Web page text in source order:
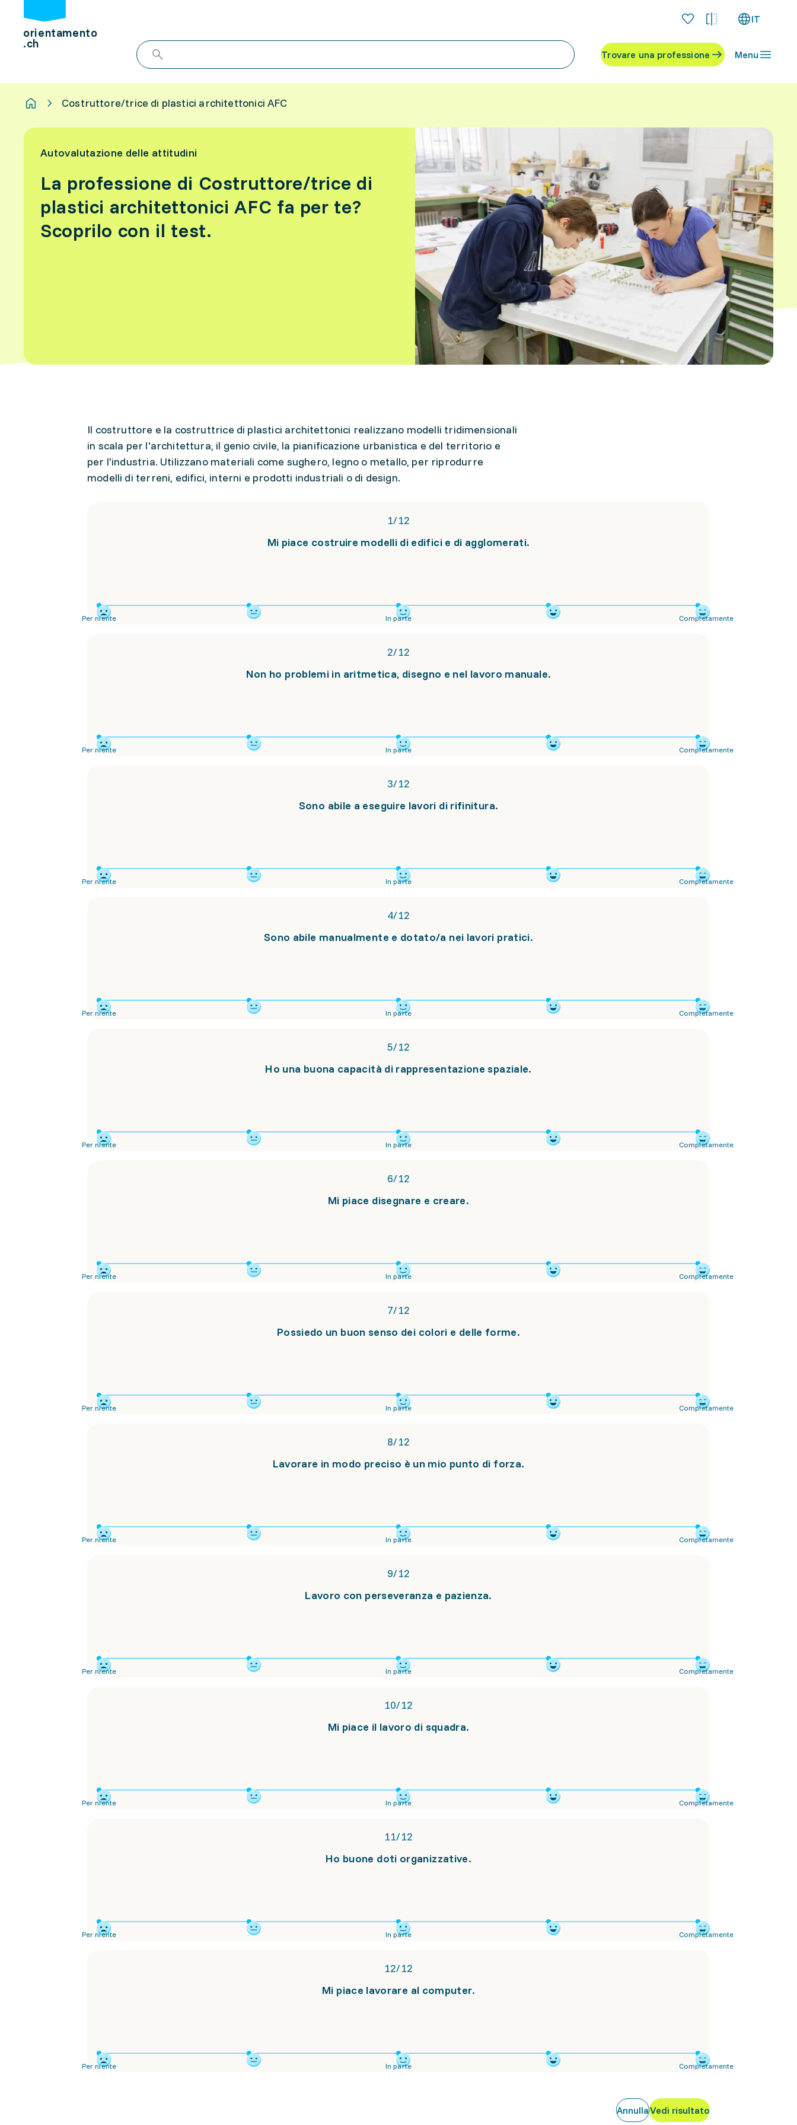
orientamento
.ch
IT
Trovare una professione Menu
Costruttore/trice di plastici architettonici AFC
Autovalutazione delle attitudini
La professione di Costruttore/trice di
plastici architettonici AFC fa per te?
Scoprilo con il test.
Il costruttore e la costruttrice di plastici architettonici realizzano modelli tridimensionali
in scala per l'architettura, il genio civile, la pianificazione urbanistica e del territorio e
per l'industria. Utilizzano materiali come sughero, legno o metallo, per riprodurre
modelli di terreni, edifici, interni e prodotti industriali o di design.
1/12
Mi piace costruire modelli di edifici e di agglomerati.
Per niente In parte Completamente
2/12
Non ho problemi in aritmetica, disegno e nel lavoro manuale.
Per niente In parte Completamente
3/12
Sono abile a eseguire lavori di rifinitura.
Per niente In parte Completamente
4/12
Sono abile manualmente e dotato/a nei lavori pratici.
Per niente In parte Completamente
5/12
Ho una buona capacità di rappresentazione spaziale.
Per niente In parte Completamente
6/12
Mi piace disegnare e creare.
Per niente In parte Completamente
7/12
Possiedo un buon senso dei colori e delle forme.
Per niente In parte Completamente
8/12
Lavorare in modo preciso è un mio punto di forza.
Per niente In parte Completamente
9/12
Lavoro con perseveranza e pazienza.
Per niente In parte Completamente
10/12
Mi piace il lavoro di squadra.
Per niente In parte Completamente
11/12
Ho buone doti organizzative.
Per niente In parte Completamente
12/12
Mi piace lavorare al computer.
Per niente In parte Completamente
AnnullaVedi risultato